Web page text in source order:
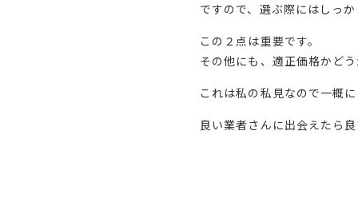
ですので、選ぶ際にはしっ
この２点は重要です。
その他にも、適正価格かど
これは私の私見なので一概
良い業者さんに出会えたら